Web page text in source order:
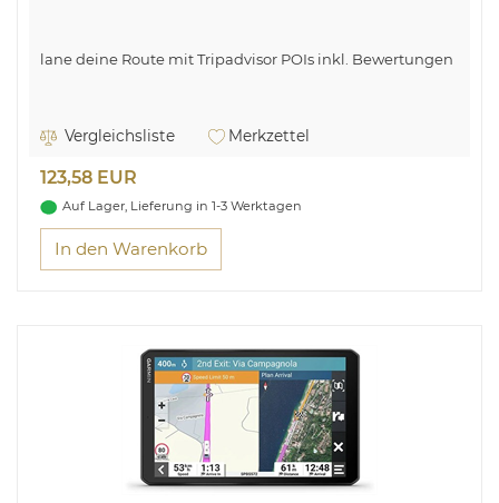
lane deine Route mit Tripadvisor POIs inkl. Bewertungen
Vergleichsliste Merkzettel
123,58 EUR
Auf Lager, Lieferung in 1-3 Werktagen
In den Warenkorb